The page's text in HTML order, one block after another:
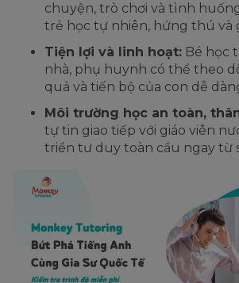
chuyện, trò chơi và tình
trẻ học tự nhiên, hứng thú và
Tiện lợi và linh hoạt: Bé học
nhà, phụ huynh có thể theo
quả và tiến bộ của con dễ
Môi trường học an toàn,
tự tin giao tiếp với giáo viên
triển tư duy toàn cầu ngay từ